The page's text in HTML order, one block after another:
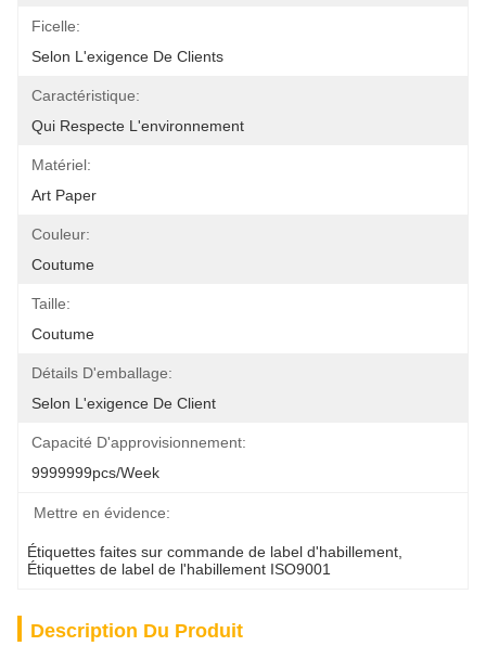
Ficelle:
Selon L'exigence De Clients
Caractéristique:
Qui Respecte L'environnement
Matériel:
Art Paper
Couleur:
Coutume
Taille:
Coutume
Détails D'emballage:
Selon L'exigence De Client
Capacité D'approvisionnement:
9999999pcs/week
Mettre en évidence:
Étiquettes faites sur commande de label d'habillement
Étiquettes de label de l'habillement ISO9001
Description Du Produit